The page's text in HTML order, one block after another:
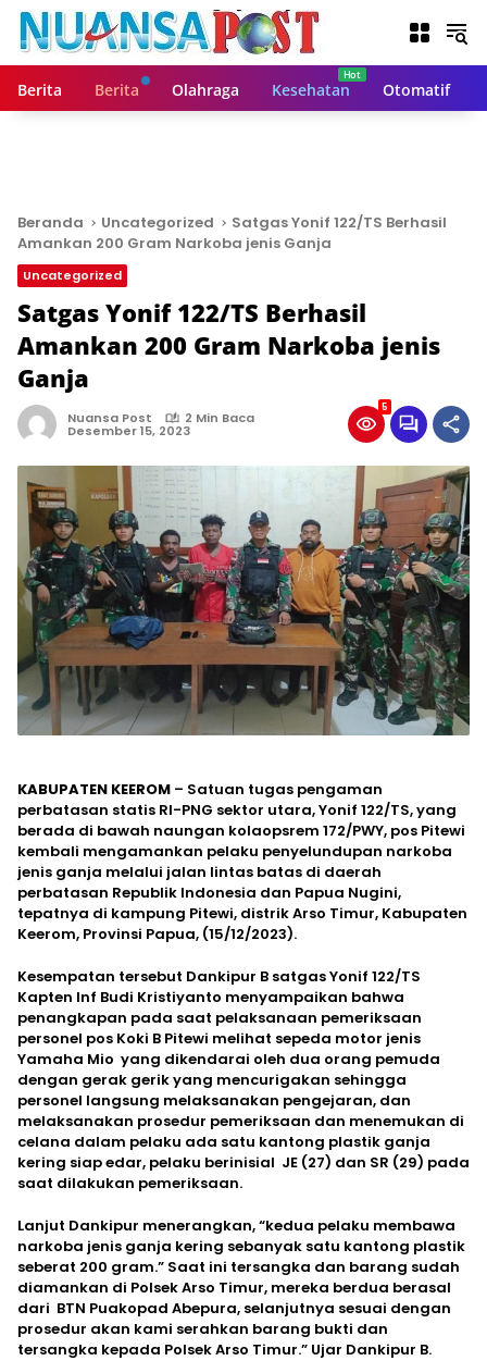
Berita Berita Olahraga Kesehatan Otomatif
Beranda Uncategorized
Satgas Yonif 122/TS Berhasil
Amankan 200 Gram Narkoba jenis Ganja
Uncategorized
Satgas Yonif 122/TS Berhasil
Amankan 200 Gram Narkoba jenis
Ganja
Nuansa Post 2 Min Baca
Desember 15, 2023
5
KABUPATEN KEEROM – Satuan tugas pengaman
perbatasan statis RI-PNG sektor utara, Yonif 122/TS, yang
berada di bawah naungan kolaopsrem 172/PWY, pos Pitewi
kembali mengamankan pelaku penyelundupan narkoba
jenis ganja melalui jalan lintas batas di daerah
perbatasan Republik Indonesia dan Papua Nugini,
tepatnya di kampung Pitewi, distrik Arso Timur, Kabupaten
Keerom, Provinsi Papua, (15/12/2023).
Kesempatan tersebut Dankipur B satgas Yonif 122/TS
Kapten Inf Budi Kristiyanto menyampaikan bahwa
penangkapan pada saat pelaksanaan pemeriksaan
personel pos Koki B Pitewi melihat sepeda motor jenis
Yamaha Mio yang dikendarai oleh dua orang pemuda
dengan gerak gerik yang mencurigakan sehingga
personel langsung melaksanakan pengejaran, dan
melaksanakan prosedur pemeriksaan dan menemukan di
celana dalam pelaku ada satu kantong plastik ganja
kering siap edar, pelaku berinisial JE (27) dan SR (29) pada
saat dilakukan pemeriksaan.
Lanjut Dankipur menerangkan, “kedua pelaku membawa
narkoba jenis ganja kering sebanyak satu kantong plastik
seberat 200 gram.” Saat ini tersangka dan barang sudah
diamankan di Polsek Arso Timur, mereka berdua berasal
dari BTN Puakopad Abepura, selanjutnya sesuai dengan
prosedur akan kami serahkan barang bukti dan
tersangka kepada Polsek Arso Timur.” Ujar Dankipur B.